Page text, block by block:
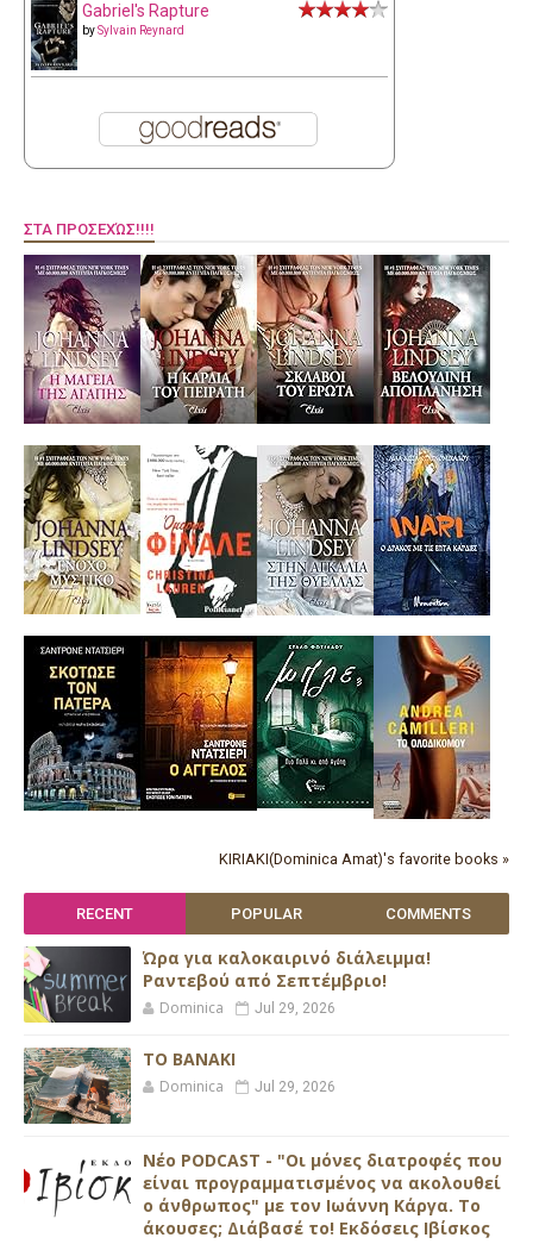
Gabriel's Rapture
bySylvain Reynard
ΣΤΑ ΠΡΟΣΕΧΏΣ!!!!
KIRIAKI(Dominica Amat)'s favorite books »
RECENT POPULAR COMMENTS
Ώρα για καλοκαιρινό διάλειμμα!
Ραντεβού από Σεπτέμβριο!
Dominica Jul 29, 2026
ΤΟ ΒΑΝΑΚΙ
Dominica Jul 29, 2026
Νέο PODCAST - "Οι μόνες διατροφές που
είναι προγραμματισμένος να ακολουθεί
ο άνθρωπος" με τον Ιωάννη Κάργα. Το
άκουσες; Διάβασέ το! Εκδόσεις Ιβίσκος